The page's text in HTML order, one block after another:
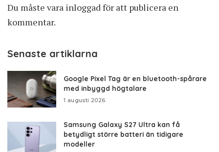
Du måste vara inloggadför att publicera en
kommentar.
Senaste artiklarna
Google Pixel Tag är en bluetooth-spårare
med inbyggd högtalare
1 augusti 2026
Samsung Galaxy S27 Ultra kan få
betydligt större batteri än tidigare
modeller